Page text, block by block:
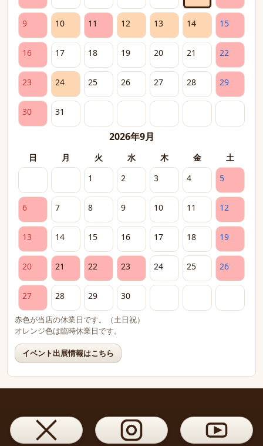
9 10 11 12 13 14 15
16 17 18 19 20 21 22
23 24 25 26 27 28 29
30 31
2026年9月
日 月 火 水 木 金
土
1
2 3 4 5
6 7 8 9 10 11 12
13 14 15 16 17 18 19
20 21 22 23 24 25 26
27 28 29 30
赤色が当店の休業日です。（土日祝）
オレンジ色は臨時休業日です。
イベント出展情報はこちら